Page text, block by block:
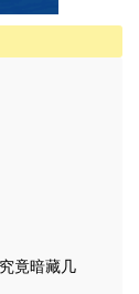
竟暗藏几